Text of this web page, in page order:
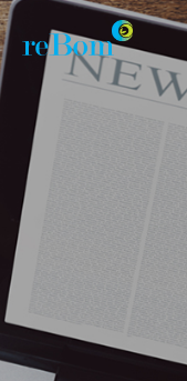
2022
VOL.17
News
Letter
>
뉴스룸